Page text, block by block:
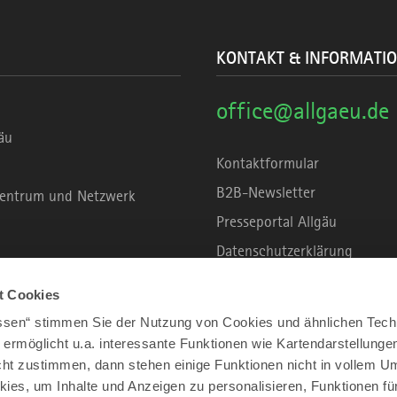
Cookies
stimmen Sie der Nutzung von Cookies und ähnlichen
u.a. interessante Funktionen wie
zustimmen, dann stehen einige Funktionen nicht in vollem
um Inhalte und Anzeigen zu personalisieren, Funktionen
und Netzwerk
KONTAKT &
office@allgaeu.de
Kontaktformular
B2B-Newsletter
Presseportal Allgäu
Datenschutzerklärung
Unsere Haltung zu
Impressum